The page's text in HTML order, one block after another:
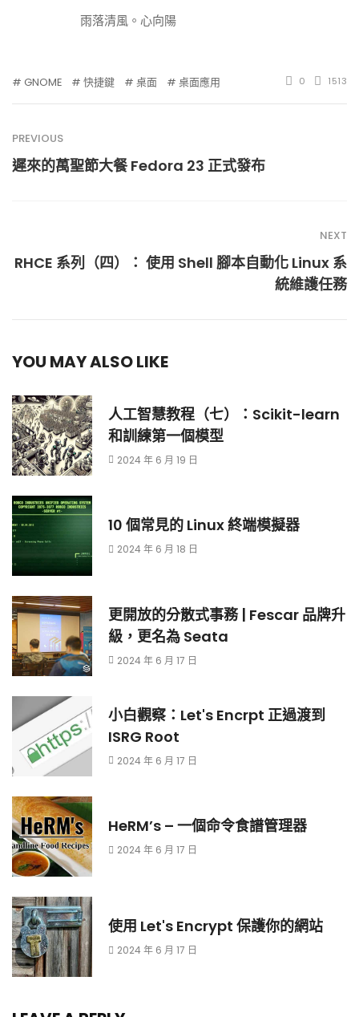
雨落清風。心向陽
GNOME 快捷鍵 桌面 桌面應用 0 1513
PREVIOUS
遲來的萬聖節大餐 Fedora 23 正式發布
NEXT
RHCE 系列（四）： 使用 Shell 腳本自動化 Linux 系
統維護任務
YOU MAY ALSO LIKE
人工智慧教程（七）：Scikit-learn
和訓練第一個模型
2024 年 6 月 19 日
10 個常見的 Linux 終端模擬器
2024 年 6 月 18 日
更開放的分散式事務 | Fescar 品牌升
級，更名為 Seata
2024 年 6 月 17 日
小白觀察：Let's Encrpt 正過渡到
ISRG Root
2024 年 6 月 17 日
HeRM’s – 一個命令食譜管理器
2024 年 6 月 17 日
使用 Let's Encrypt 保護你的網站
2024 年 6 月 17 日